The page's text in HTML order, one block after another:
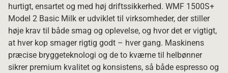
hurtigt, ensartet og med høj driftssikkerhed. WMF 1500S+
Model 2 Basic Milk er udviklet til virksomheder, der stiller
høje krav til både smag og oplevelse, og hvor det er vigtigt,
at hver kop smager rigtig godt – hver gang. Maskinens
præcise bryggeteknologi og de to kværne til helbønner
sikrer premium kvalitet og konsistens, så både espresso og